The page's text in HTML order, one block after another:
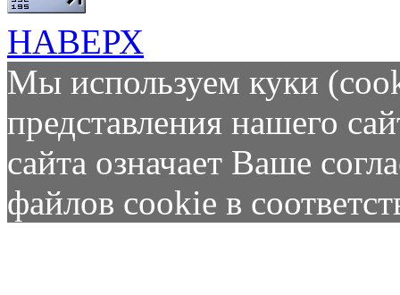
НАВЕРХ
Мы используем куки
представления нашего
сайта означает Ваше
файлов cookie в